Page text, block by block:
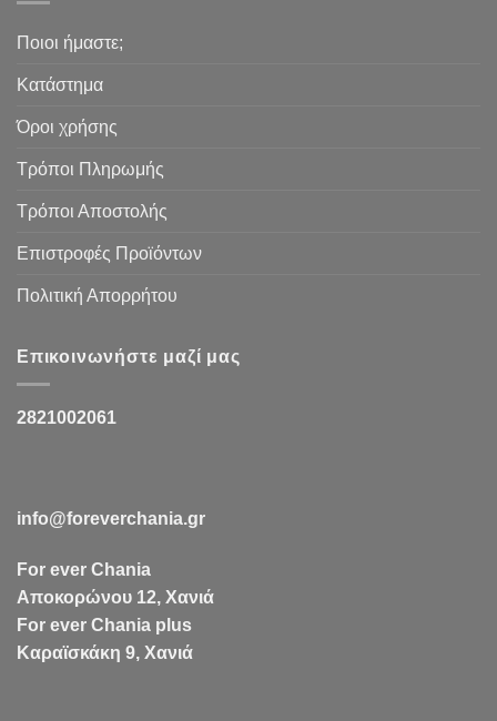
Ποιοι ήμαστε;
Κατάστημα
Όροι χρήσης
Τρόποι Πληρωμής
Τρόποι Αποστολής
Επιστροφές Προϊόντων
Πολιτική Απορρήτου
Επικοινωνήστε μαζί μας
2821002061
info@foreverchania.gr
For ever Chania
Αποκορώνου 12, Χανιά
For ever Chania plus
Καραϊσκάκη 9, Χανιά